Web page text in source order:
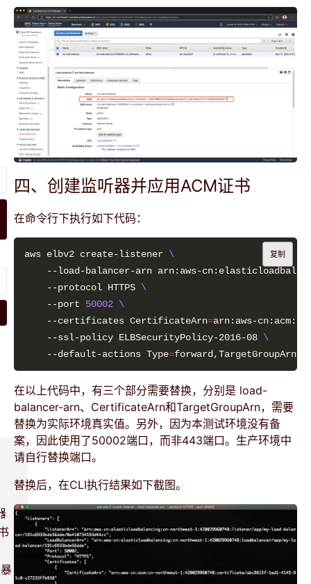
四、创建监听器并应用ACM证书
在命令行下执行如下代码：
aws elbv2 create-listener
--load-balancer-arn arn:aws-
    --protocol HTTPS
    --port
50002
    --certificates CertificateArn
=arn:aws-
    --ssl-policy ELBSecurityPolicy-2016-08
    --default-actions Type
=forward,TargetGroupArn=
复制
在以上代码中，有三个部分需要替换，分别是 load-
balancer-arn、CertificateArn和TargetGroupArn，需要
替换为实际环境真实值。另外，因为本测试环境没有备
案，因此使用了50002端口，而非443端口。生产环境中
请自行替换端口。
替换后，在CLI执行结果如下截图。